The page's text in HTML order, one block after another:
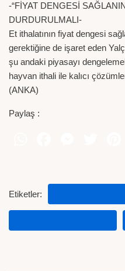
-“FİYAT DENGESİ
DURDURULMALI-
Et ithalatının fiyat dengesi
gerektiğine de işaret eden
şu andaki piyasayı
hayvan ithali ile kalıcı
(ANKA)
Paylaş :
Etiketler: